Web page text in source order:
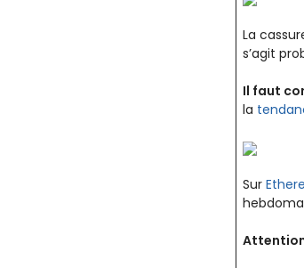
La
s’agit
Il faut
la
Sur